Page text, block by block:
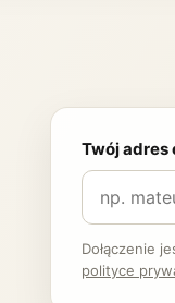
Twój adres
Dołączenie
polityce